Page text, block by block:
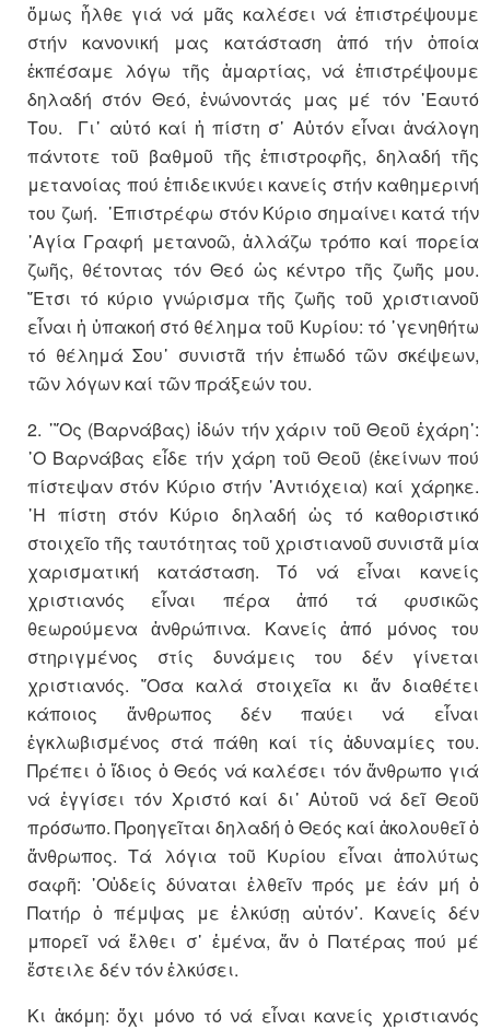
ὅμως ἦλθε γιά νά μᾶς καλέσει νά ἐπιστρέψουμε
στήν κανονική μας κατάσταση ἀπό τήν ὁποία
ἐκπέσαμε λόγω τῆς ἁμαρτίας, νά ἐπιστρέψουμε
δηλαδή στόν Θεό, ἑνώνοντάς μας μέ τόν ῾Εαυτό
Του. Γι᾽ αὐτό καί ἡ πίστη σ᾽ Αὐτόν εἶναι ἀνάλογη
πάντοτε τοῦ βαθμοῦ τῆς ἐπιστροφῆς, δηλαδή τῆς
μετανοίας πού ἐπιδεικνύει κανείς στήν καθημερινή
του ζωή. ᾽Επιστρέφω στόν Κύριο σημαίνει κατά τήν
῾Αγία Γραφή μετανοῶ, ἀλλάζω τρόπο καί πορεία
ζωῆς, θέτοντας τόν Θεό ὡς κέντρο τῆς ζωῆς μου.
῎Ετσι τό κύριο γνώρισμα τῆς ζωῆς τοῦ χριστιανοῦ
εἶναι ἡ ὑπακοή στό θέλημα τοῦ Κυρίου: τό ῾γενηθήτω
τό θέλημά Σου᾽ συνιστᾶ τήν ἐπωδό τῶν σκέψεων,
τῶν λόγων καί τῶν πράξεών του.
2. ῾῞Ος (Βαρνάβας) ἰδών τήν χάριν τοῦ Θεοῦ ἐχάρη᾽:
῾Ο Βαρνάβας εἶδε τήν χάρη τοῦ Θεοῦ (ἐκείνων πού
πίστεψαν στόν Κύριο στήν ᾽Αντιόχεια) καί χάρηκε.
῾Η πίστη στόν Κύριο δηλαδή ὡς τό καθοριστικό
στοιχεῖο τῆς ταυτότητας τοῦ χριστιανοῦ συνιστᾶ μία
χαρισματική κατάσταση. Τό νά εἶναι κανείς
χριστιανός εἶναι πέρα ἀπό τά φυσικῶς
θεωρούμενα ἀνθρώπινα. Κανείς ἀπό μόνος του
στηριγμένος στίς δυνάμεις του δέν γίνεται
χριστιανός. ῞Οσα καλά στοιχεῖα κι ἄν διαθέτει
κάποιος ἄνθρωπος δέν παύει νά εἶναι
ἐγκλωβισμένος στά πάθη καί τίς ἀδυναμίες του.
Πρέπει ὁ ἴδιος ὁ Θεός νά καλέσει τόν ἄνθρωπο γιά
νά ἐγγίσει τόν Χριστό καί δι᾽ Αὐτοῦ νά δεῖ Θεοῦ
πρόσωπο. Προηγεῖται δηλαδή ὁ Θεός καί ἀκολουθεῖ ὁ
ἄνθρωπος. Τά λόγια τοῦ Κυρίου εἶναι ἀπολύτως
σαφῆ: ῾Οὐδείς δύναται ἐλθεῖν πρός με ἐάν μή ὁ
Πατήρ ὁ πέμψας με ἑλκύσῃ αὐτόν᾽. Κανείς δέν
μπορεῖ νά ἔλθει σ᾽ ἐμένα, ἄν ὁ Πατέρας πού μέ
ἔστειλε δέν τόν ἑλκύσει.
Κι ἀκόμη: ὄχι μόνο τό νά εἶναι κανείς χριστιανός